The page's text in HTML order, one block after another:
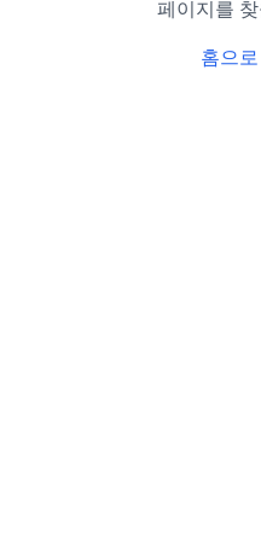
페이지를
홈으로